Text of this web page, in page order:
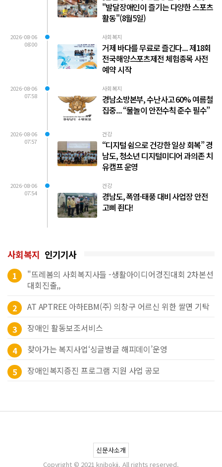
"발달장애인이 즐기는 다양한 스포츠
활동"(8월5일)
2026-08-06
08:00
사회복지
거제 바다를 무료로 즐긴다... 제18회
전국해양스포츠제전 체험종목 사전
예약 시작
2026-08-06
07:58
사회복지
경남소방본부, 수난사고 60% 여름철
집중... “물놀이 안전수칙 준수 필수”
2026-08-06
07:57
건강
“디지털 쉼으로 건강한 일상 회복” 경
남도, 청소년 디지털미디어 과의존 치
유캠프 운영
2026-08-06
07:54
건강
경남도, 폭염·태풍 대비 사업장 안전
고삐 죈다!
사회복지 인기기사
1
"뜨레봄의 사회복지사들 -생활아이디어경진대회 2차본선
대회진출,,
2
AT APTREE 아하EBM(주) 의창구 어르신 위한 쌀면 기탁
3
장애인 활동보조서비스
4
찾아가는 복지사업‘싱글벙글 해피데이’운영
5
장애인복지증진 프로그램 지원 사업 공모
신문사소개
Copyright © 2021 knjbokji. All rights reserved.